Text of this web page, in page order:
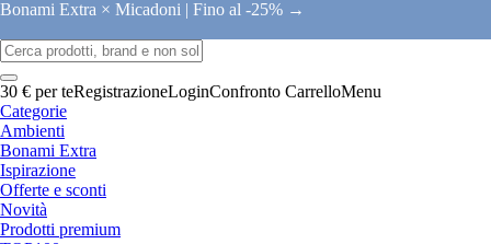
Bonami Extra × Micadoni | Fino al -25% →
30 € per teRegistrazioneLoginConfronto CarrelloMenu
Categorie
Ambienti
Bonami Extra
Ispirazione
Offerte e sconti
Novità
Prodotti premium